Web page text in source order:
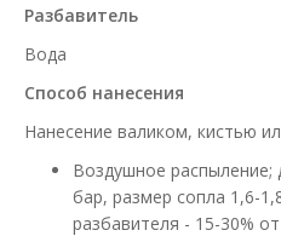
Разбавитель
Вода
Способ нанесения
Нанесение валиком, кистью
Воздушное распыление;
бар, размер сопла 1,6-
разбавителя - 15-30%